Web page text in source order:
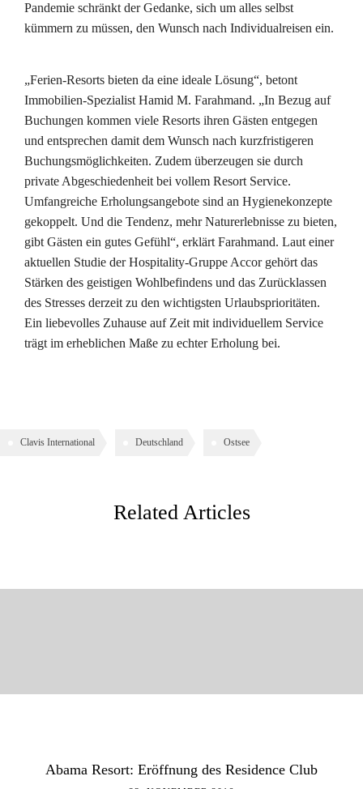
Pandemie schränkt der Gedanke, sich um alles selbst
kümmern zu müssen, den Wunsch nach Individualreisen ein.
„Ferien-Resorts bieten da eine ideale Lösung“, betont
Immobilien-Spezialist Hamid M. Farahmand. „In Bezug auf
Buchungen kommen viele Resorts ihren Gästen entgegen
und entsprechen damit dem Wunsch nach kurzfristigeren
Buchungsmöglichkeiten. Zudem überzeugen sie durch
private Abgeschiedenheit bei vollem Resort Service.
Umfangreiche Erholungsangebote sind an Hygienekonzepte
gekoppelt. Und die Tendenz, mehr Naturerlebnisse zu bieten,
gibt Gästen ein gutes Gefühl“, erklärt Farahmand. Laut einer
aktuellen Studie der Hospitality-Gruppe Accor gehört das
Stärken des geistigen Wohlbefindens und das Zurücklassen
des Stresses derzeit zu den wichtigsten Urlaubsprioritäten.
Ein liebevolles Zuhause auf Zeit mit individuellem Service
trägt im erheblichen Maße zu echter Erholung bei.
Clavis International Deutschland Ostsee
Related Articles
Abama Resort: Eröffnung des Residence Club